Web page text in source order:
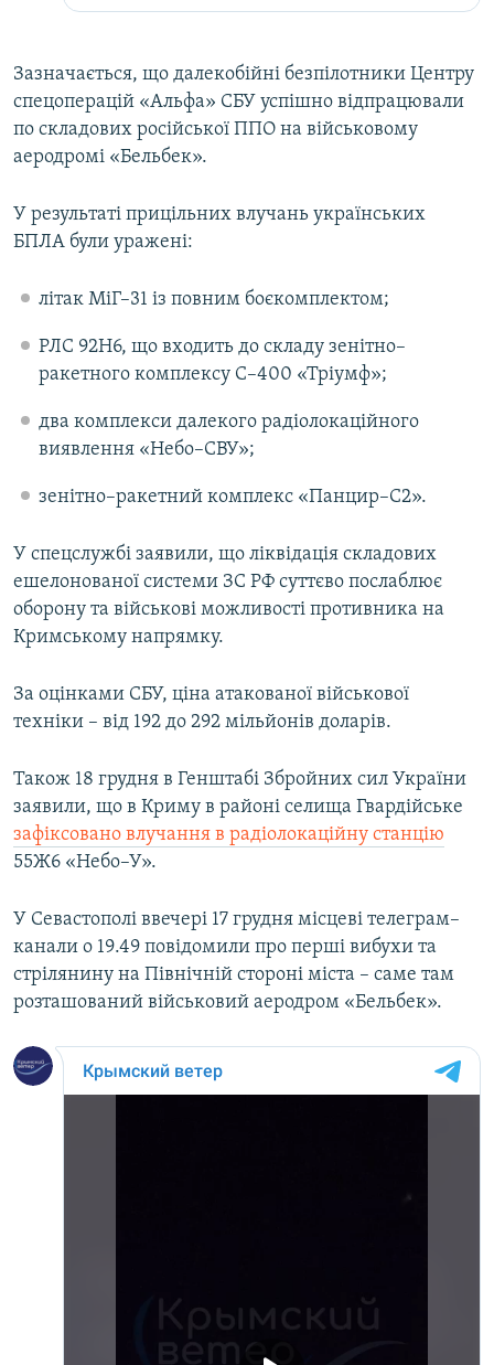
Зазначається, що далекобійні безпілотники Центру
спецоперацій «Альфа» СБУ успішно відпрацювали
по складових російської ППО на військовому
аеродромі «Бельбек».
У результаті прицільних влучань українських
БПЛА були уражені:
літак МіГ–31 із повним боєкомплектом;
РЛС 92Н6, що входить до складу зенітно–
ракетного комплексу С–400 «Тріумф»;
два комплекси далекого радіолокаційного
виявлення «Небо–СВУ»;
зенітно–ракетний комплекс «Панцир–С2».
У спецслужбі заявили, що ліквідація складових
ешелонованої системи ЗС РФ суттєво послаблює
оборону та військові можливості противника на
Кримському напрямку.
За оцінками СБУ, ціна атакованої військової
техніки – від 192 до 292 мільйонів доларів.
Також 18 грудня в Генштабі Збройних сил України
заявили, що в Криму в районі селища Гвардійське
зафіксовано влучання в радіолокаційну станцію
55Ж6 «Небо–У».
У Севастополі ввечері 17 грудня місцеві телеграм–
канали о 19.49 повідомили про перші вибухи та
стрілянину на Північній стороні міста – саме там
розташований військовий аеродром «Бельбек».